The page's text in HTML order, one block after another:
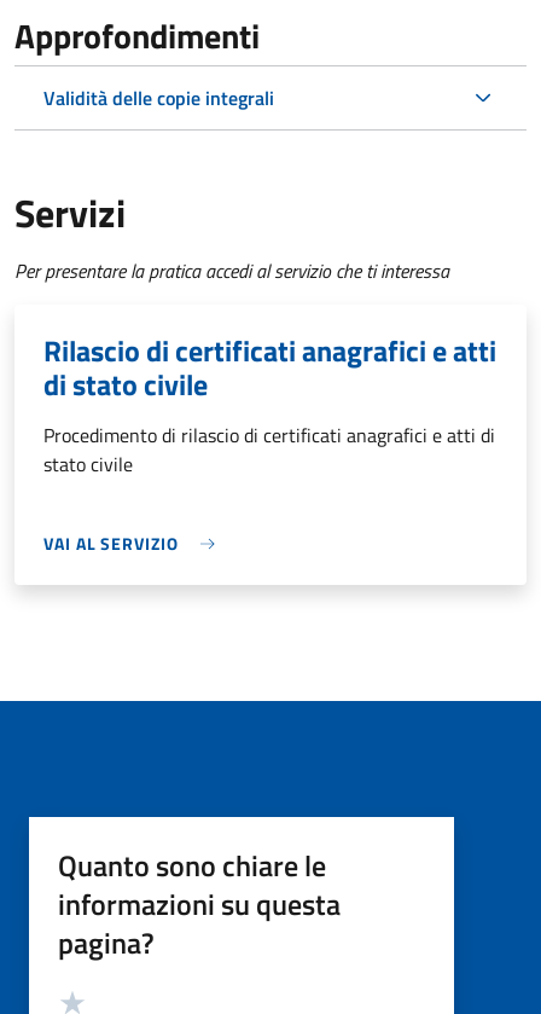
Approfondimenti
Validità delle copie integrali
Servizi
Per presentare la pratica accedi al servizio che ti interessa
Rilascio di certificati anagrafici e atti
di stato civile
Procedimento di rilascio di certificati anagrafici e atti di
stato civile
VAI AL SERVIZIO
Quanto sono chiare le
informazioni su questa
pagina?
Valutazione